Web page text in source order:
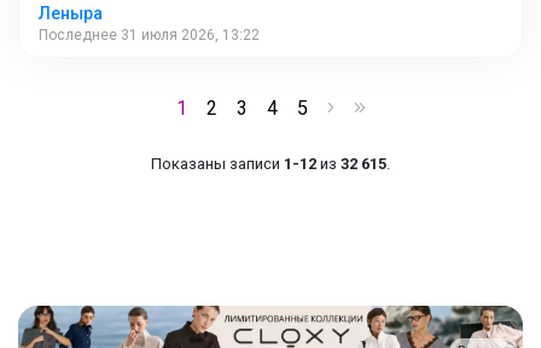
Леныра
Последнее 31 июля 2026, 13:22
1 2 3 4 5
Показаны записи 1-12 из 32 615.